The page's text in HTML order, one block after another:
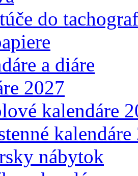
do
a diáre
2027
kalendáre
nábytok